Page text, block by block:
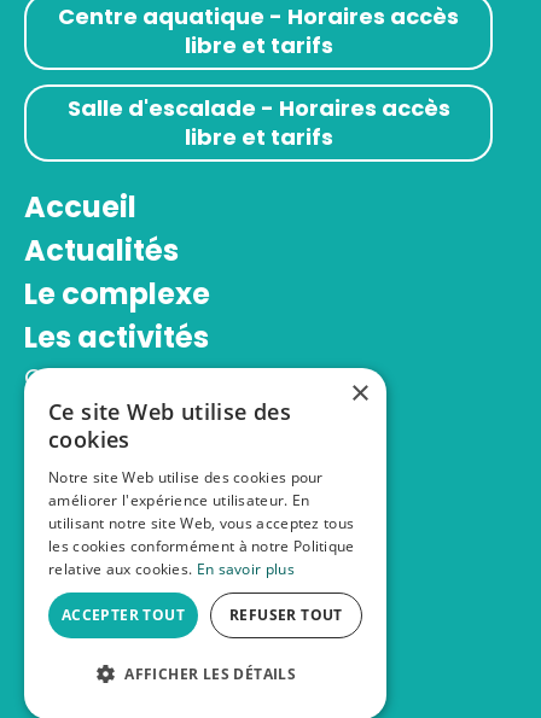
Centre aquatique - Horaires accès
libre et tarifs
Salle d'escalade - Horaires accès
libre et tarifs
Accueil
Actualités
Le complexe
Les activités
Centre aquatique
Salle d’escalade
Espace bien-être
Stages sportifs
Infos pratiques
Inscriptions
Complexe sportif Alice Milliat © 2026
Mentions Légales
Connexion
×
Ce site Web utilise des
cookies
Notre site Web utilise des cookies pour
améliorer l'expérience utilisateur. En
utilisant notre site Web, vous acceptez tous
les cookies conformément à notre Politique
relative aux cookies. En savoir plus
ACCEPTER TOUT REFUSER TOUT
AFFICHER LES DÉTAILS